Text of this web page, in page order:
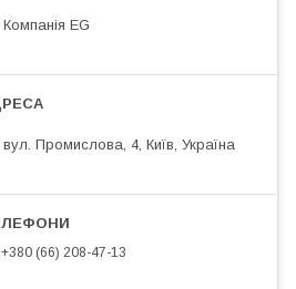
Компанія EG
вул. Промислова, 4, Київ, Україна
+380 (66) 208-47-13